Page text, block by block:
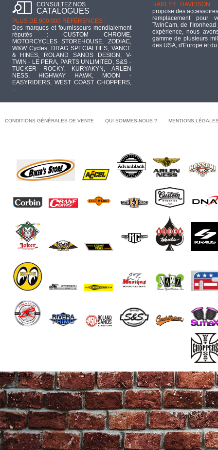
CONSULTEZ NOS
CATALOGUES
PLUS DE 900 000 RÉFÉRENCES :
Des marques et fournisseurs mondialement
réputés : CUSTOM CHROME,
MOTORCYCLES STOREHOUSE, ZODIAC,
W&W Cycles, DRAG SPECIALTIES, VANCE
& HINES, ROLAND SANDS DESIGN, V-
TWIN - LE PERA, PARTS UNLIMITED, S&S -
TUCKER ROCKY, KURYAKYN, ARLEN
NESS, HIGHWAY HAWK, MOON -
EASYRIDERS, WEST COAST CHOPPERS,
...
HARLEY DAVIDSON :
propose des
remplacement pour
TwinCam, de
expérience, nous
gamme de plusieurs
des USA, d'Europe et
CONDITIONS GÉNÉRALES DE VENTE QUI SOMMES-NOUS ? MENTIONS
End of Gallery